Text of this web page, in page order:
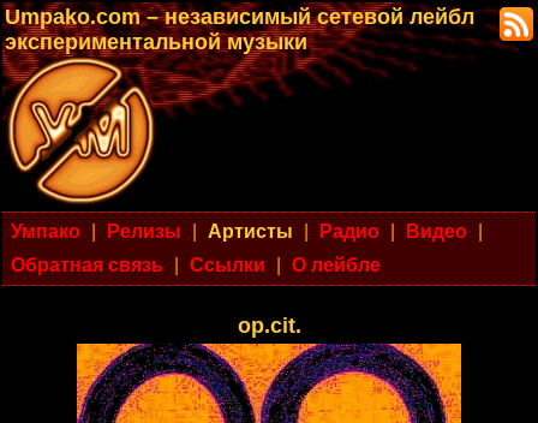
Umpako.com – независимый сетевой лейбл
экспериментальной музыки
Умпако Релизы Артисты Радио Видео
Обратная связь
Ссылки О лейбле
op.cit.